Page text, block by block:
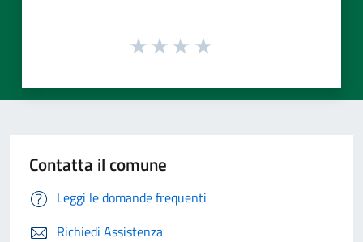
Contatta il comune
Leggi le domande frequenti
Richiedi Assistenza